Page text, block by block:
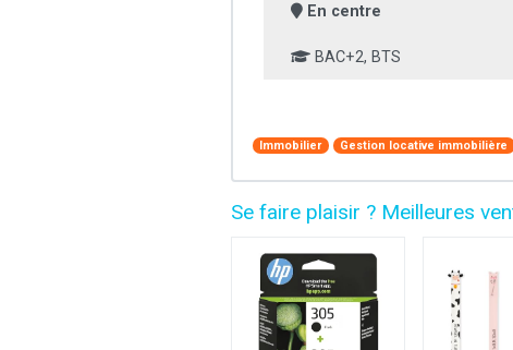
En centre
BAC+2, BTS
Immobilier Gestion locative immobilière
Se faire plaisir ? Meilleures